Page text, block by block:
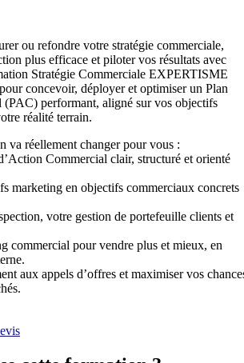
ou refondre votre stratégie commerciale,
plus efficace et piloter vos résultats avec
Stratégie Commerciale EXPERTISME
concevoir, déployer et optimiser un Plan
performant, aligné sur vos objectifs
réalité terrain.
va réellement changer pour vous :
Commercial clair, structuré et orienté
marketing en objectifs commerciaux concrets
votre gestion de portefeuille clients et
commercial pour vendre plus et mieux, en
aux appels d’offres et maximiser vos